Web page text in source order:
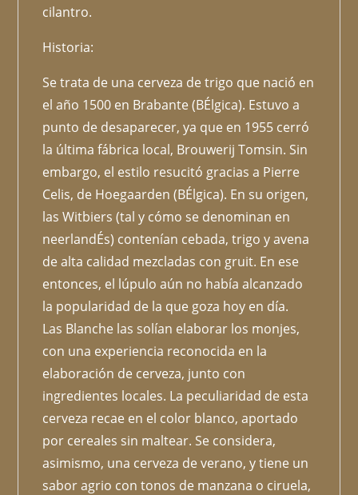
cilantro.
Historia:
Se trata de una cerveza de trigo que nació en
el año 1500 en Brabante (BÉlgica). Estuvo a
punto de desaparecer, ya que en 1955 cerró
la última fábrica local, Brouwerij Tomsin. Sin
embargo, el estilo resucitó gracias a Pierre
Celis, de Hoegaarden (BÉlgica). En su origen,
las Witbiers (tal y cómo se denominan en
neerlandÉs) contenían cebada, trigo y avena
de alta calidad mezcladas con gruit. En ese
entonces, el lúpulo aún no había alcanzado
la popularidad de la que goza hoy en día.
Las Blanche las solían elaborar los monjes,
con una experiencia reconocida en la
elaboración de cerveza, junto con
ingredientes locales. La peculiaridad de esta
cerveza recae en el color blanco, aportado
por cereales sin maltear. Se considera,
asimismo, una cerveza de verano, y tiene un
sabor agrio con tonos de manzana o ciruela,